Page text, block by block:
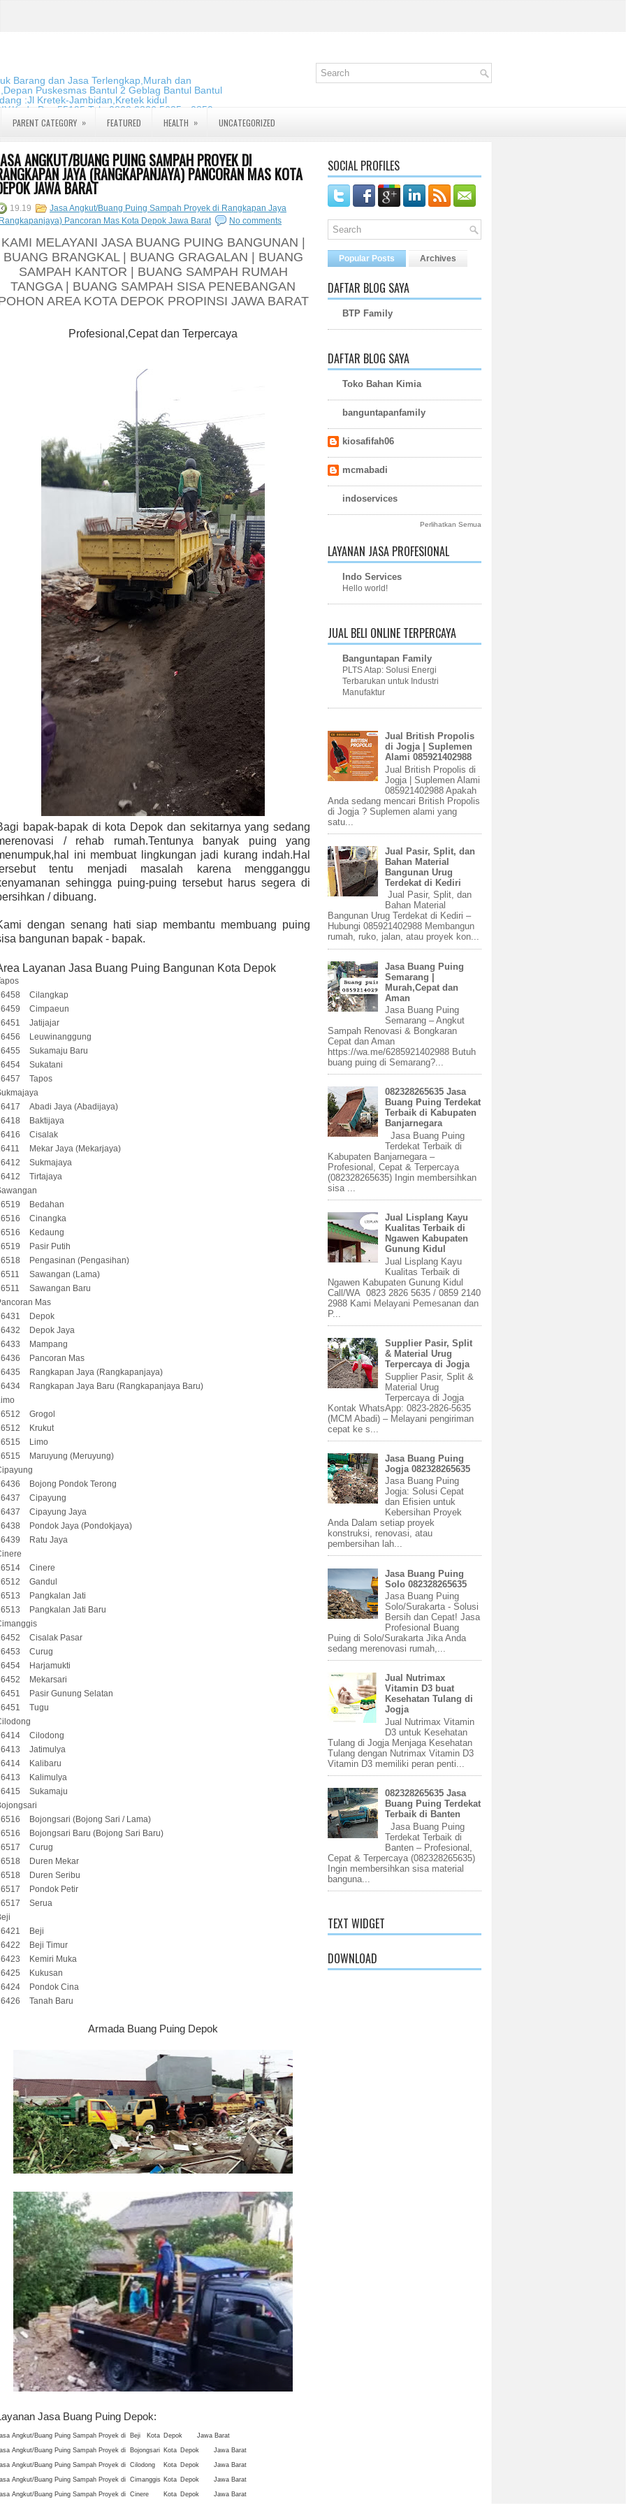
Barang dan Jasa Terlengkap,Murah dan
Puskesmas Bantul 2 Geblag Bantul Bantul
:Jl Kretek-Jambidan,Kretek kidul
Pos:55195 Telp:0823 2826 5635 - 0859
PARENT CATEGORY » FEATURED HEALTH » UNCATEGORIZED
ANGKUT/BUANG PUING SAMPAH PROYEK DI
JAYA (RANGKAPANJAYA) PANCORAN MAS KOTA
JAWA BARAT
19.19
Jasa Angkut/Buang Puing Sampah Proyek di Rangkapan Jaya
Pancoran Mas Kota Depok Jawa Barat
No comments
KAMI MELAYANI JASA BUANG PUING BANGUNAN |
BUANG BRANGKAL | BUANG GRAGALAN | BUANG
SAMPAH KANTOR | BUANG SAMPAH RUMAH
TANGGA | BUANG SAMPAH SISA PENEBANGAN
AREA KOTA DEPOK PROPINSI JAWA BARAT
Profesional,Cepat dan Terpercaya
bapak-bapak di kota Depok dan sekitarnya yang sedang
/ rehab rumah.Tentunya banyak puing yang
ini membuat lingkungan jadi kurang indah.Hal
tentu menjadi masalah karena mengganggu
sehingga puing-puing tersebut harus segera di
/ dibuang.
dengan senang hati siap membantu membuang puing
bangunan bapak - bapak.
Layanan Jasa Buang Puing Bangunan Kota Depok
Cilangkap
Cimpaeun
Jatijajar
Leuwinanggung
Sukamaju Baru
Sukatani
Tapos
Abadi Jaya (Abadijaya)
Baktijaya
Cisalak
Mekar Jaya (Mekarjaya)
Sukmajaya
Tirtajaya
Bedahan
Cinangka
Kedaung
Pasir Putih
Pengasinan (Pengasihan)
Sawangan (Lama)
Sawangan Baru
Mas
Depok
Depok Jaya
Mampang
Pancoran Mas
Rangkapan Jaya (Rangkapanjaya)
Rangkapan Jaya Baru (Rangkapanjaya Baru)
Grogol
Krukut
Limo
Maruyung (Meruyung)
Bojong Pondok Terong
Cipayung
Cipayung Jaya
Pondok Jaya (Pondokjaya)
Ratu Jaya
Cinere
Gandul
Pangkalan Jati
Pangkalan Jati Baru
Cisalak Pasar
Curug
Harjamukti
Mekarsari
Pasir Gunung Selatan
Tugu
Cilodong
Jatimulya
Kalibaru
Kalimulya
Sukamaju
Bojongsari (Bojong Sari / Lama)
Bojongsari Baru (Bojong Sari Baru)
Curug
Duren Mekar
Duren Seribu
Pondok Petir
Serua
Beji
Beji Timur
Kemiri Muka
Kukusan
Pondok Cina
Tanah Baru
Armada Buang Puing Depok
Jasa Buang Puing Depok:
Angkut/Buang Puing Sampah Proyek di Beji Kota Depok Jawa Barat
Angkut/Buang Puing Sampah Proyek di Bojongsari Kota Depok Jawa Barat
Angkut/Buang Puing Sampah Proyek di Cilodong Kota Depok Jawa Barat
Angkut/Buang Puing Sampah Proyek di Cimanggis Kota Depok Jawa Barat
Angkut/Buang Puing Sampah Proyek di Cinere Kota Depok Jawa Barat
SOCIAL PROFILES
Popular Posts Archives
DAFTAR BLOG SAYA
BTP Family
DAFTAR BLOG SAYA
Toko Bahan Kimia
banguntapanfamily
kiosafifah06
mcmabadi
indoservices
Perlihatkan Semua
LAYANAN JASA PROFESIONAL
Indo Services
Hello world!
JUAL BELI ONLINE TERPERCAYA
Banguntapan Family
PLTS Atap: Solusi Energi
Terbarukan untuk Industri
Manufaktur
Jual British Propolis
di Jogja | Suplemen
Alami 085921402988
Jual British Propolis di
Jogja | Suplemen Alami
085921402988 Apakah
Anda sedang mencari British Propolis
di Jogja ? Suplemen alami yang
satu...
Jual Pasir, Split, dan
Bahan Material
Bangunan Urug
Terdekat di Kediri
Jual Pasir, Split, dan
Bahan Material
Bangunan Urug Terdekat di Kediri –
Hubungi 085921402988 Membangun
rumah, ruko, jalan, atau proyek kon...
Jasa Buang Puing
Semarang |
Murah,Cepat dan
Aman
Jasa Buang Puing
Semarang – Angkut
Sampah Renovasi & Bongkaran
Cepat dan Aman
https://wa.me/6285921402988 Butuh
buang puing di Semarang?...
082328265635 Jasa
Buang Puing Terdekat
Terbaik di Kabupaten
Banjarnegara
Jasa Buang Puing
Terdekat Terbaik di
Kabupaten Banjarnegara –
Profesional, Cepat & Terpercaya
(082328265635) Ingin membersihkan
sisa ...
Jual Lisplang Kayu
Kualitas Terbaik di
Ngawen Kabupaten
Gunung Kidul
Jual Lisplang Kayu
Kualitas Terbaik di
Ngawen Kabupaten Gunung Kidul
Call/WA 0823 2826 5635 / 0859 2140
2988 Kami Melayani Pemesanan dan
P...
Supplier Pasir, Split
& Material Urug
Terpercaya di Jogja
Supplier Pasir, Split &
Material Urug
Terpercaya di Jogja
Kontak WhatsApp: 0823-2826-5635
(MCM Abadi) – Melayani pengiriman
cepat ke s...
Jasa Buang Puing
Jogja 082328265635
Jasa Buang Puing
Jogja: Solusi Cepat
dan Efisien untuk
Kebersihan Proyek
Anda Dalam setiap proyek
konstruksi, renovasi, atau
pembersihan lah...
Jasa Buang Puing
Solo 082328265635
Jasa Buang Puing
Solo/Surakarta - Solusi
Bersih dan Cepat! Jasa
Profesional Buang
Puing di Solo/Surakarta Jika Anda
sedang merenovasi rumah,...
Jual Nutrimax
Vitamin D3 buat
Kesehatan Tulang di
Jogja
Jual Nutrimax Vitamin
D3 untuk Kesehatan
Tulang di Jogja Menjaga Kesehatan
Tulang dengan Nutrimax Vitamin D3
Vitamin D3 memiliki peran penti...
082328265635 Jasa
Buang Puing Terdekat
Terbaik di Banten
Jasa Buang Puing
Terdekat Terbaik di
Banten – Profesional,
Cepat & Terpercaya (082328265635)
Ingin membersihkan sisa material
banguna...
TEXT WIDGET
DOWNLOAD